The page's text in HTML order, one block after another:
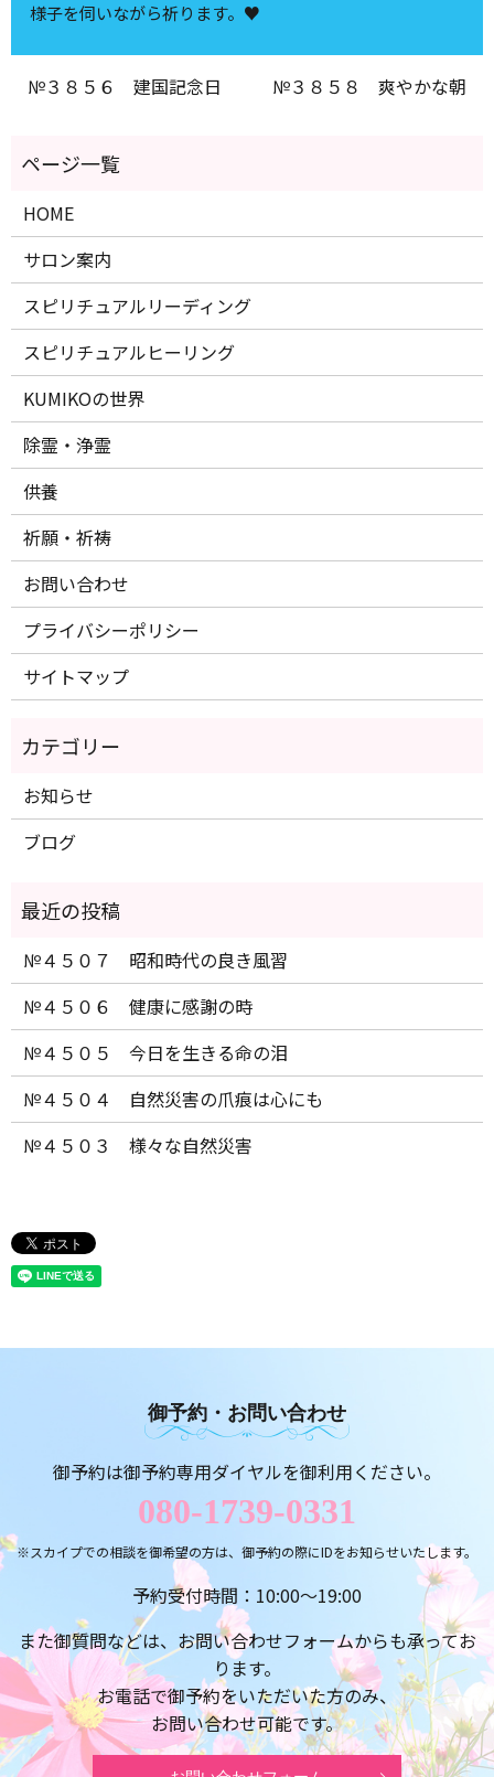
様子を伺いながら祈ります。♥
№３８５６ 建国記念日 №３８５８ 爽やかな朝
HOME
サロン案内
スピリチュアルリーディング
スピリチュアルヒーリング
KUMIKOの世界
除霊・浄霊
供養
祈願・祈祷
お問い合わせ
プライバシーポリシー
サイトマップ
お知らせ
ブログ
№４５０７ 昭和時代の良き風習
№４５０６ 健康に感謝の時
№４５０５ 今日を生きる命の泪
№４５０４ 自然災害の爪痕は心にも
№４５０３ 様々な自然災害
御予約・お問い合わせ
御予約は御予約専用ダイヤルを御利用ください。
080-1739-0331
※スカイプでの相談を御希望の方は、御予約の際にIDをお知らせいたします。
予約受付時間：10:00～19:00
また御質問などは、お問い合わせフォームからも承ってお
ります。
お電話で御予約をいただいた方のみ、
お問い合わせ可能です。